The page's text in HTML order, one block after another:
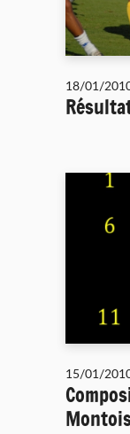
18/01/
15/01/